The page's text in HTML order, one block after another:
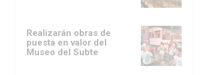
Realizarán obras de
puesta en valor del
Museo del Subte